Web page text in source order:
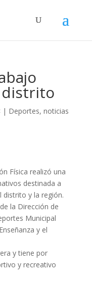
| Deportes, noticias
Física realizó una
destinada a
distrito y la región.
la Dirección de
Municipal
y el
y tiene por
y recreativo